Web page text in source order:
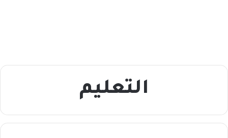
التعليم